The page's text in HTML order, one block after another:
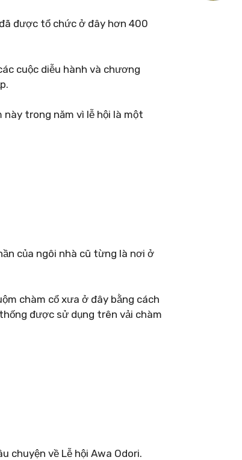
được tổ chức ở đây hơn 400
cuộc diễu hành và chương
trong năm vì lễ hội là một
của ngôi nhà cũ từng là nơi ở
chàm cổ xưa ở đây bằng cách
được sử dụng trên vải chàm
chuyện về Lễ hội Awa Odori.